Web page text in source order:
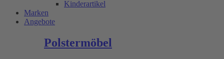
Kinderartikel
Marken
Angebote
Polstermöbel